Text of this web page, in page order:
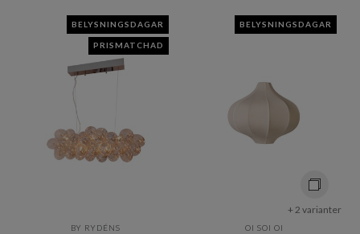
BELYSNINGSDAGAR
PRISMATCHAD
BY RYDÉNS
BELYSNINGSDAGAR
+ 2 varianter
OI SOI OI